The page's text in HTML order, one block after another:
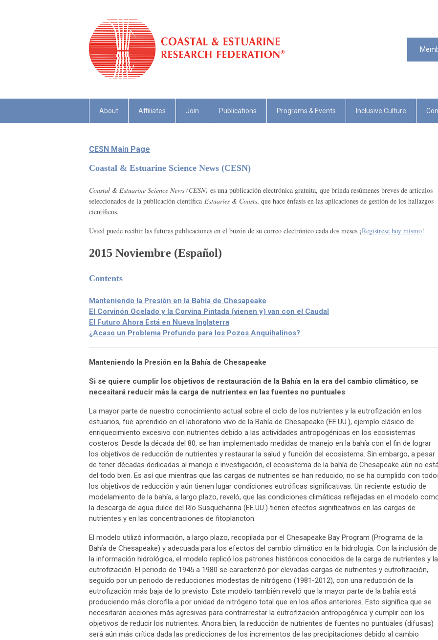
About Affiliates Join Publications Programs & Events Inclusive Culture
CESN Main Page
Coastal & Estuarine Science News (CESN)
Coastal & Estuarine Science News (CESN) es una publicación electrónica gratuita, que brinda resúmenes breves de artículos
seleccionados de la publicación científica Estuaries & Coasts, que hace énfasis en las aplicaciones de gestión de los hallazgos
científicos.
Usted puede recibir las futuras publicaciones en el buzón de su correo electrónico cada dos meses ¡Regístrese hoy mismo!
2015 Noviembre (Español)
Contents
Manteniendo la Presión en la Bahía de Chesapeake
El Corvinón Ocelado y la Corvina Pintada (vienen y) van con el Caudal
El Futuro Ahora Está en Nueva Inglaterra
¿Acaso un Problema Profundo para los Pozos Anquihalinos?
Manteniendo la Presión en la Bahía de Chesapeake
Si se quiere cumplir los objetivos de restauración de la Bahía en la era del cambio climático, se
necesitará reducir más la carga de nutrientes en las fuentes no puntuales
La mayor parte de nuestro conocimiento actual sobre el ciclo de los nutrientes y la eutrofización en los
estuarios, fue aprendido en el laboratorio vivo de la Bahía de Chesapeake (EE.UU.), ejemplo clásico de
enriquecimiento excesivo con nutrientes debido a las actividades antropogénicas en los ecosistemas
costeros. Desde la década del 80, se han implementado medidas de manejo en la bahía con el fin de lograr
los objetivos de reducción de nutrientes y restaurar la salud y función del ecosistema. Sin embargo, a pesar
de tener décadas dedicadas al manejo e investigación, el ecosistema de la bahía de Chesapeake aún no
del todo bien. Es así que mientras que las cargas de nutrientes se han reducido, no se ha cumplido con
los objetivos de reducción y aún tienen lugar condiciones eutróficas significativas. Un reciente estudio de
modelamiento de la bahía, a largo plazo, reveló, que las condiciones climáticas reflejadas en el modelo
la descarga de agua dulce del Río Susquehanna (EE.UU.) tienen efectos significativos en las cargas de
nutrientes y en las concentraciones de fitoplancton.
El modelo utilizó información, a largo plazo, recopilada por el Chesapeake Bay Program (Programa de la
Bahía de Chesapeake) y adecuada para los efectos del cambio climático en la hidrología. Con la inclusión de
la información hidrológica, el modelo replicó los patrones históricos conocidos de la carga de nutrientes y la
eutrofización. El periodo de 1945 a 1980 se caracterizó por elevadas cargas de nutrientes y eutrofización,
seguido por un periodo de reducciones modestas de nitrógeno (1981-2012), con una reducción de la
eutrofización más baja de lo previsto. Este modelo también reveló que la mayor parte de la bahía está
produciendo más clorofila a por unidad de nitrógeno total que en los años anteriores. Esto significa que se
necesitarán acciones más agresivas para contrarrestar la eutrofización antropogénica y cumplir con los
objetivos de reducir los nutrientes. Ahora bien, la reducción de nutrientes de fuentes no puntuales (difusas)
será aún más crítica dada las predicciones de los incrementos de las precipitaciones debido al cambio